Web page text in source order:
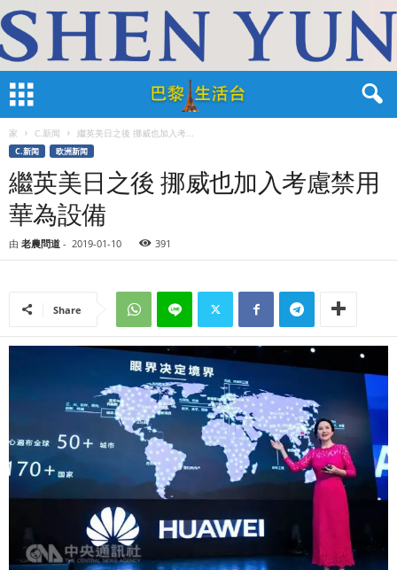
家 C.新闻 繼英美日之後 挪威也加入考...
C.新闻 欧洲新闻
繼英美日之後 挪威也加入考慮禁用
華為設備
由 老農問道 - 2019-01-10 391
Share